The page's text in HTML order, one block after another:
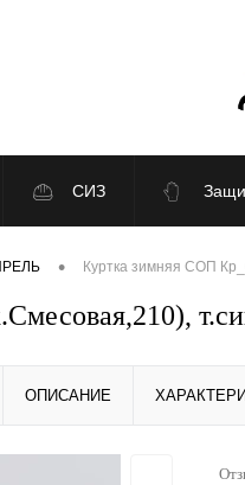
СИЗ
• Куртка зимняя СОП
ОПИСАНИЕ